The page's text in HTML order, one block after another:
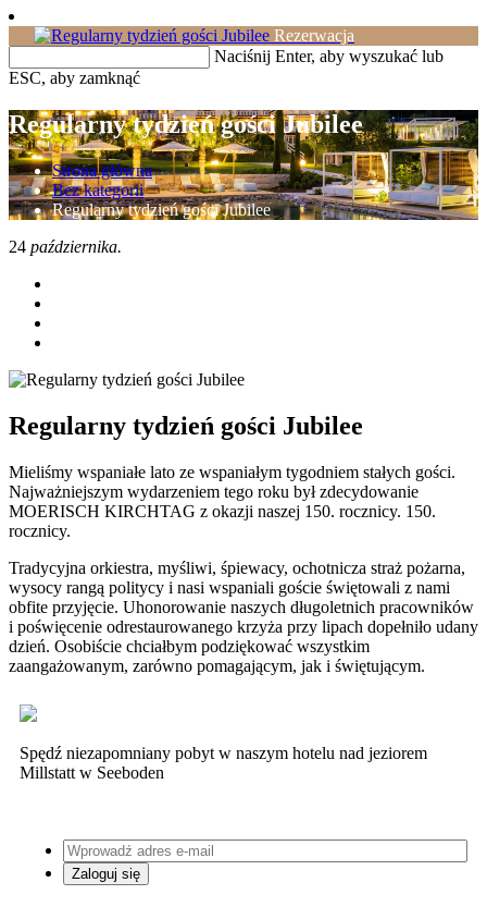
Rezerwacja
Naciśnij Enter, aby wyszukać lub
ESC, aby zamknąć
Regularny tydzień gości Jubilee
Strona główna
Bez kategorii
Regularny tydzień gości Jubilee
24 października.
Regularny tydzień gości Jubilee
Mieliśmy wspaniałe lato ze wspaniałym tygodniem stałych gości.
Najważniejszym wydarzeniem tego roku był zdecydowanie
MOERISCH KIRCHTAG z okazji naszej 150. rocznicy. 150.
rocznicy.
Tradycyjna orkiestra, myśliwi, śpiewacy, ochotnicza straż pożarna,
wysocy rangą politycy i nasi wspaniali goście świętowali z nami
obfite przyjęcie. Uhonorowanie naszych długoletnich pracowników
i poświęcenie odrestaurowanego krzyża przy lipach dopełniło udany
dzień. Osobiście chciałbym podziękować wszystkim
zaangażowanym, zarówno pomagającym, jak i świętującym.
Spędź niezapomniany pobyt w naszym hotelu nad jeziorem
Millstatt w Seeboden